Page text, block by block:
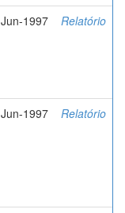
Jun-1997 Relatório
Jun-1997 Relatório